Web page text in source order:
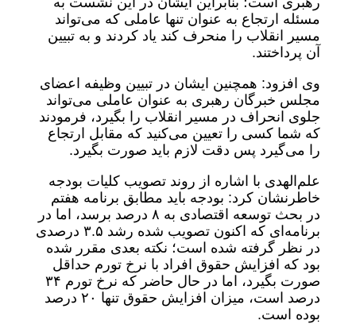
مسئله ارتجاع به عنوان تنها عاملی که می‌تواند
مسیر انقلاب را منحرف کند یاد کردند و به تبیین
آن پرداختند.
وی افزود: همچنین ایشان در تبیین وظیفه اعضای
مجلس خبرگان رهبری به عنوان عاملی می‌تواند
جلوی انحراف در مسیر انقلاب را بگیرد، فرمودند
که شما کسی را تعیین می‌کنید که مقابل ارتجاع
را می‌گیرد پس دقت لازم باید صورت بگیرد.
علم‌الهدی با اشاره از روند تصویب کلیات بودجه
خاطرنشان کرد: بودجه باید مطابق برنامه هفتم
در بحث توسعه اقتصادی به ۸ درصد برسد، اما در
برنامه‌ای که اکنون تصویب شده رشد ۳.۵ درصدی
در نظر گرفته شده است؛ نکته بعدی مقرر شده
بود که افزایش حقوق افراد با نرخ تورم حداقل
صورت بگیرد، اما در حال حاضر که نرخ تورم ۳۴
درصد است، میزان افزایش حقوق تنها ۲۰ درصد
بوده است.